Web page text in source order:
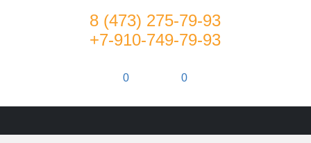
8 (473) 275-79-93
+7-910-749-79-93
0 0